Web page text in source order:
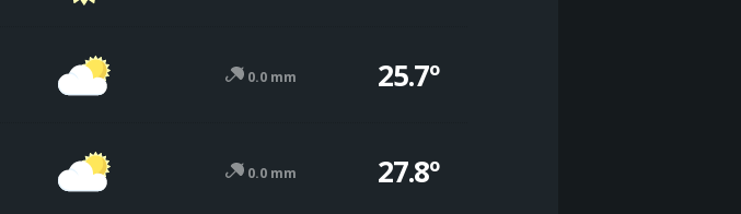
0.0 mm 25.7º
0.0 mm 27.8º